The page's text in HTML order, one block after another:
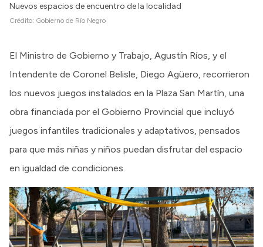
Nuevos espacios de encuentro de la localidad
Crédito: Gobierno de Río Negro
El Ministro de Gobierno y Trabajo, Agustín Ríos, y el
Intendente de Coronel Belisle, Diego Agüero, recorrieron
los nuevos juegos instalados en la Plaza San Martín, una
obra financiada por el Gobierno Provincial que incluyó
juegos infantiles tradicionales y adaptativos, pensados
para que más niñas y niños puedan disfrutar del espacio
en igualdad de condiciones.